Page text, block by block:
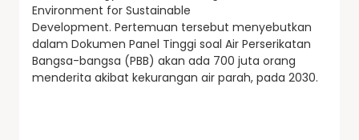
Environment for Sustainable
Development. Pertemuan tersebut menyebutkan
dalam Dokumen Panel Tinggi soal Air Perserikatan
Bangsa-bangsa (PBB) akan ada 700 juta orang
menderita akibat kekurangan air parah, pada 2030.